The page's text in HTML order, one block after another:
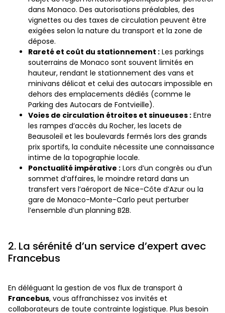
dans Monaco. Des autorisations préalables, des
vignettes ou des taxes de circulation peuvent être
exigées selon la nature du transport et la zone de
dépose.
Rareté et coût du stationnement : Les parkings
souterrains de Monaco sont souvent limités en
hauteur, rendant le stationnement des vans et
minivans délicat et celui des autocars impossible en
dehors des emplacements dédiés (comme le
Parking des Autocars de Fontvieille).
Voies de circulation étroites et sinueuses : Entre
les rampes d’accès du Rocher, les lacets de
Beausoleil et les boulevards fermés lors des grands
prix sportifs, la conduite nécessite une connaissance
intime de la topographie locale.
Ponctualité impérative : Lors d’un congrès ou d’un
sommet d’affaires, le moindre retard dans un
transfert vers l’aéroport de Nice-Côte d’Azur ou la
gare de Monaco-Monte-Carlo peut perturber
l’ensemble d’un planning B2B.
2. La sérénité d’un service d’expert avec
Francebus
En déléguant la gestion de vos flux de transport à
Francebus, vous affranchissez vos invités et
collaborateurs de toute contrainte logistique. Plus besoin